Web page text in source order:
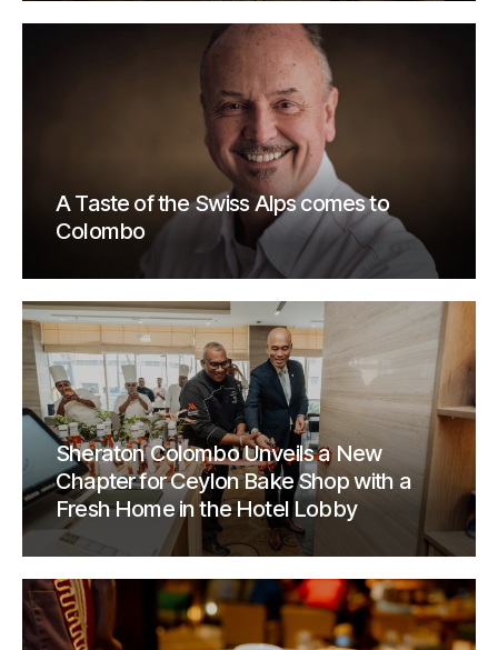
A Taste of the Swiss Alps comes to
Colombo
Sheraton Colombo Unveils a New
Chapter for Ceylon Bake Shop with a
Fresh Home in the Hotel Lobby